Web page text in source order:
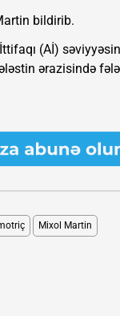
bildirib.
(Aİ)
ərazisində
Mixol Martin